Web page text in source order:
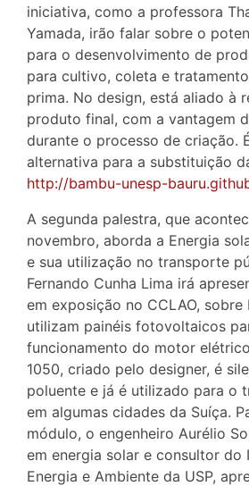
iniciativa, como a professora
Yamada, irão falar sobre o
para o desenvolvimento de
para cultivo, coleta e
prima. No design, está aliado à
produto final, com a vantagem
durante o processo de criação.
alternativa para a substituição
http://bambu-unesp-
A segunda palestra, que
novembro, aborda a Energia
e sua utilização no transporte
Fernando Cunha Lima irá
em exposição no CCLAO, sobre
utilizam painéis fotovoltaicos
funcionamento do motor
1050, criado pelo designer, é
poluente e já é utilizado para o
em algumas cidades da Suíça.
módulo, o engenheiro Aurélio
em energia solar e consultor do
Energia e Ambiente da USP,